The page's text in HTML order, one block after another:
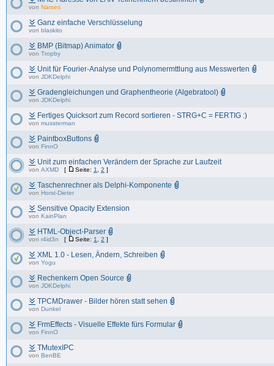
von Narses
Ganz einfache Verschlüsselung
von blaskito
BMP (Bitmap) Animator
von Tropby
Unit für Fourier-Analyse und Polynomermttlung aus Messwerten
von JDKDelphi
Gradengleichungen und Graphentheorie (Algebratool)
von JDKDelphi
Fertiges Quicksort zum Record sortieren - STRG+C = FERTIG :)
von mussterman
PaintboxButtons
von FinnO
Unit zum einfachen Verändern der Sprache zur Laufzeit
von AXMD [ Seite: 1 2 ]
Taschenrechner als Delphi-Komponente
von Horst-Dieter
Sensitive Opacity Extension
von KainPlan
HTML-Object-Parser
von r4id3n [ Seite: 1 2 ]
XML 1.0 - Lesen, Ändern, Schreiben
von Yogu
Rechenkern Open Source
von JDKDelphi
TPCMDrawer - Bilder hören statt sehen
von Dunkel
FrmEffects - Visuelle Effekte fürs Formular
von FinnO
TMutexIPC
von BenBE